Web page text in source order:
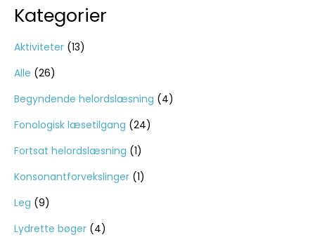
Kategorier
Aktiviteter (13)
Alle (26)
Begyndende helordslæsning (4)
Fonologisk læsetilgang (24)
Fortsat helordslæsning (1)
Konsonantforvekslinger (1)
Leg (9)
Lydrette bøger (4)